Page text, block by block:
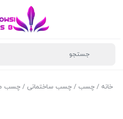
خانه / چسب / چسب ساختمانی / چسب